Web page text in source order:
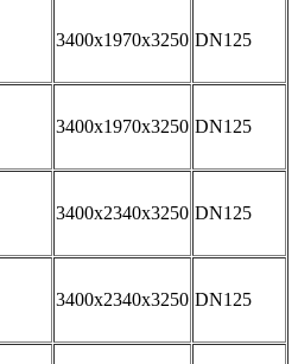
3400x1970x3250 DN125
3400x1970x3250 DN125
3400x2340x3250 DN125
3400x2340x3250 DN125